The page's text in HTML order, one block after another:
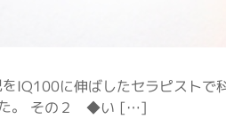
IQ100に伸ばしたセラピストで
た。 その２ ◆い […]